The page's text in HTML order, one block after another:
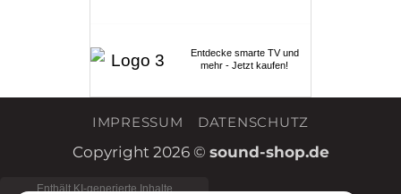
Entdecke smarte TV und
mehr - Jetzt kaufen!
IMPRESSUM DATENSCHUTZ
Copyright 2026 © sound-shop.de